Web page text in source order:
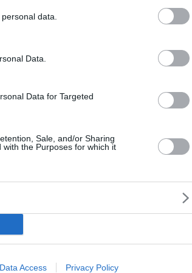
data.
Data.
Data for Targeted
Sale, and/or Sharing
the Purposes for which it
Data Access Privacy Policy
05 Αυγούστου 2026